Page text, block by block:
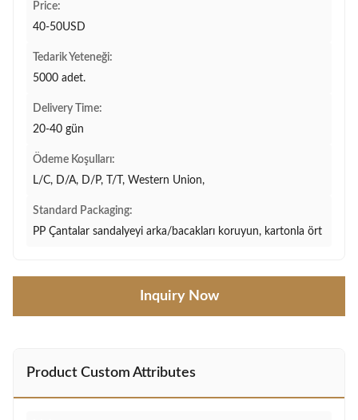
Price:
40-50USD
Tedarik Yeteneği:
5000 adet.
Delivery Time:
20-40 gün
Ödeme Koşulları:
L/C, D/A, D/P, T/T, Western Union,
Standard Packaging:
PP Çantalar sandalyeyi arka/bacakları koruyun, kartonla ört
Inquiry Now
Product Custom Attributes